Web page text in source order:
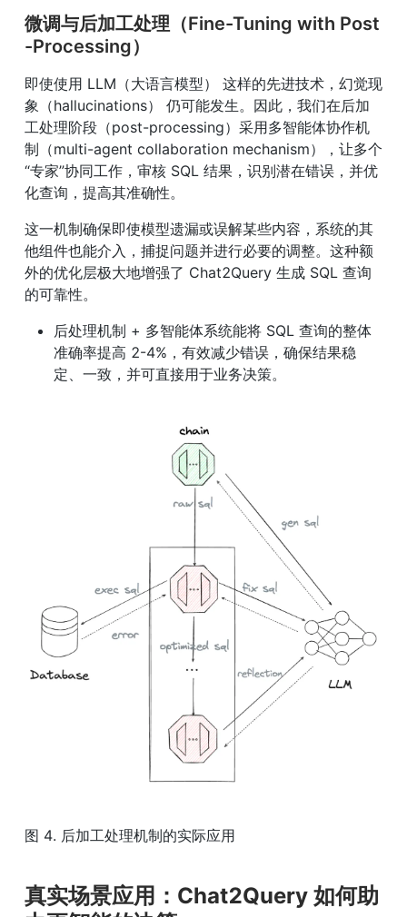
微调与后加工处理（Fine-Tuning with Post
-Processing）
即使使用 LLM（大语言模型） 这样的先进技术，幻觉现
象（hallucinations） 仍可能发生。因此，我们在后加
工处理阶段（post-processing）采用多智能体协作机
制（multi-agent collaboration mechanism），让多个
“专家”协同工作，审核 SQL 结果，识别潜在错误，并优
化查询，提高其准确性。
这一机制确保即使模型遗漏或误解某些内容，系统的其
他组件也能介入，捕捉问题并进行必要的调整。这种额
外的优化层极大地增强了 Chat2Query 生成 SQL 查询
的可靠性。
后处理机制 + 多智能体系统能将 SQL 查询的整体
准确率提高 2-4%，有效减少错误，确保结果稳
定、一致，并可直接用于业务决策。
图 4. 后加工处理机制的实际应用
真实场景应用：Chat2Query 如何助